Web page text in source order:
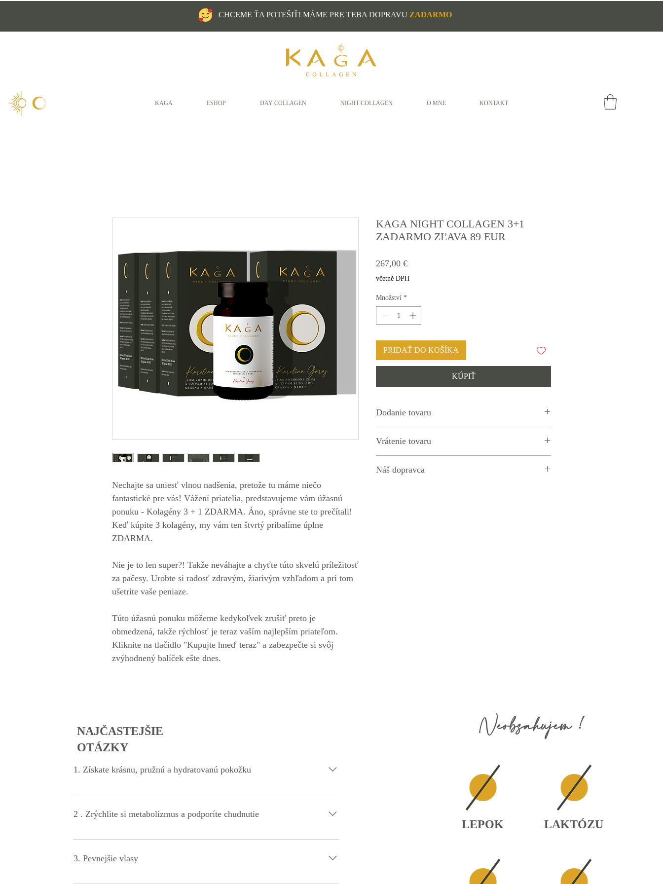
CHCEME ŤA POTEŠIŤ! MÁME PRE TEBA DOPRAVU ZADARMO
KAGA ESHOP DAY COLLAGEN NIGHT COLLAGEN O MNE KONTAKT
Nechajte sa uniesť vlnou nadšenia, pretože tu máme niečo
fantastické pre vás! Vážení priatelia, predstavujeme vám úžasnú
ponuku - Kolagény 3 + 1 ZDARMA. Áno, správne ste to prečítali!
Keď kúpite 3 kolagény, my vám ten štvrtý pribalíme úplne
ZDARMA.
Nie je to len super?! Takže neváhajte a chyťte túto skvelú príležitosť
za pačesy. Urobte si radosť zdravým, žiarivým vzhľadom a pri tom
ušetrite vaše peniaze.
Túto úžasnú ponuku môžeme kedykoľvek zrušiť preto je
obmedzená, takže rýchlosť je teraz vaším najlepším priateľom.
Kliknite na tlačidlo "Kupujte hneď teraz" a zabezpečte si svôj
zvýhodnený balíček ešte dnes.
KAGA NIGHT COLLAGEN 3+1
ZADARMO ZĽAVA 89 EUR
267,00 €Cena
včetně DPH
Množství *
PRIDAŤ DO KOŠÍKA
KÚPIŤ
Dodanie tovaru
Vrátenie tovaru
Náš dopravca
NAJČASTEJŠIE
OTÁZKY
1. Získate krásnu, pružnú a hydratovanú pokožku
Kolagén zlepšujú elasticitu pokožky, pomáha jej lepšie držať vlhkosť a oživuje hustotu
2 . Zrýchlite si metabolizmus a podporíte chudnutie
Pomáhajú udržiavať pocit sýtosti po jedle, čo môže pomôcť znížiť celkový príjem kalórií.
a podporuje zdravú chuť do jedla.
3. Pevnejšie vlasy
Neobsahujem !
LEPOK LAKTÓZU